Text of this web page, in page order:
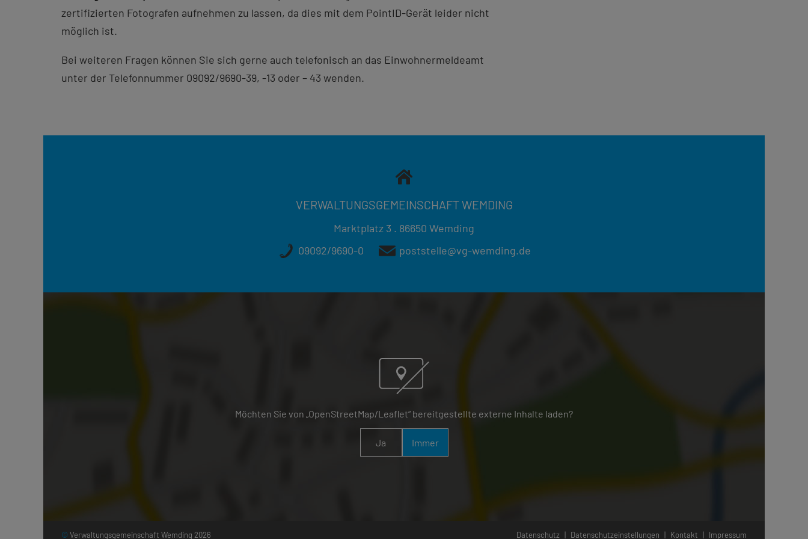
zertifizierten Fotografen aufnehmen zu lassen, da dies mit dem PointID-Gerät leider nicht
möglich ist.
Bei weiteren Fragen können Sie sich gerne auch telefonisch an das Einwohnermeldeamt
unter der Telefonnummer 09092/9690-39, -13 oder – 43 wenden.
VERWALTUNGSGEMEINSCHAFT WEMDING
Marktplatz 3 . 86650 Wemding
09092/9690-0
poststelle@vg-wemding.de
Möchten Sie von „OpenStreetMap/Leaflet“ bereitgestellte externe Inhalte laden?
Ja Immer
© Verwaltungsgemeinschaft Wemding 2026 Datenschutz | Datenschutzeinstellungen | Kontakt | Impressum